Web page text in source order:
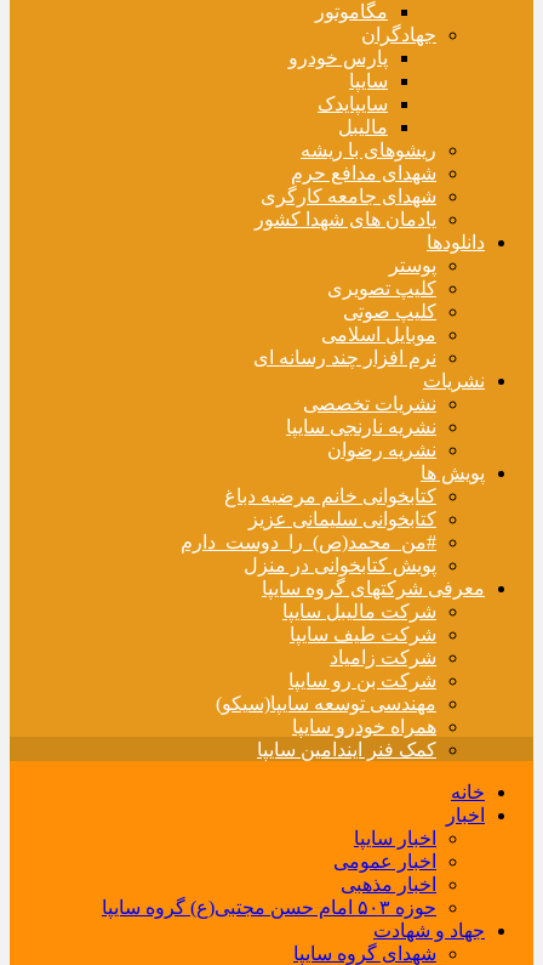
مگاموتور
جهادگران
پارس خودرو
سایپا
سایپایدک
مالیبل
ریشوهای با ریشه
شهدای مدافع حرم
شهدای جامعه کارگری
یادمان های شهدا کشور
دانلودها
پوستر
کلیپ تصویری
کلیپ صوتی
موبایل اسلامی
نرم افزار چند رسانه ای
نشریات
نشریات تخصصی
نشریه نارنجی سایپا
نشریه رضوان
پویش ها
کتابخوانی خانم مرضیه دباغ
کتابخوانی سلیمانی عزیز
#من_محمد(ص)_را_دوست_دارم
پویش کتابخوانی در منزل
معرفی شرکتهای گروه سایپا
شرکت مالیبل سایپا
شرکت طیف سایپا
شرکت زامیاد
شرکت بن رو سایپا
مهندسی توسعه سایپا(سیکو)
همراه خودرو سایپا
کمک فنر ایندامین سایپا
خانه
اخبار
اخبار سایپا
اخبار عمومی
اخبار مذهبی
حوزه ۵۰۳ امام حسن مجتبی(ع) گروه سایپا
جهاد و شهادت
شهدای گروه سایپا